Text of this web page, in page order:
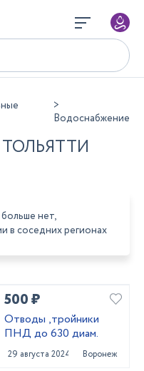
Водоснабжение
нет,
в соседних регионах
500 ₽
Отводы ,тройники
ПНД до 630 диам.
29 августа 2024 Воронеж